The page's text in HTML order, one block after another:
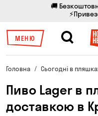
🚚
МЕНЮ
Головна Сьогодні в
Пиво Lager в
доставкою в